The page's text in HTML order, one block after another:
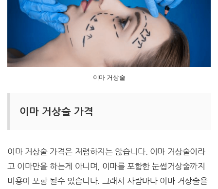
이마 거상술
이마 거상술 가격
이마 거상술 가격은 저렴하지는 않습니다. 이마 거상술이라
고 이마만을 하는게 아니며, 이마를 포함한 눈썹거상술까지
비용이 포함 될수 있습니다. 그래서 사람마다 이마 거상술을